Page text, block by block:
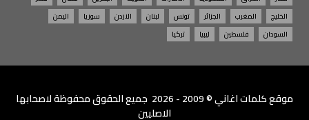
الخليج
المغرب الجزائر تونس لبنان الاردن سوريا
اليمن
السودان
فلسطين ليبيا تركيا
موقعكلمات اغاني
© 2009 - 2026 جميع الحقوق محفوظة لاصحابها
الاصليين